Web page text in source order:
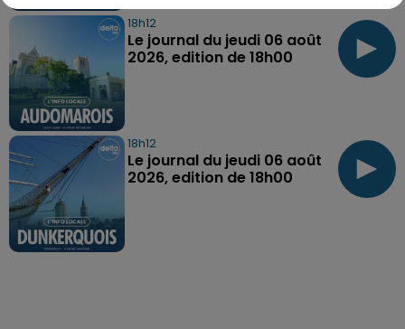
18h12
Le journal du jeudi 06 août
2026, edition de 18h00
18h12
Le journal du jeudi 06 août
2026, edition de 18h00